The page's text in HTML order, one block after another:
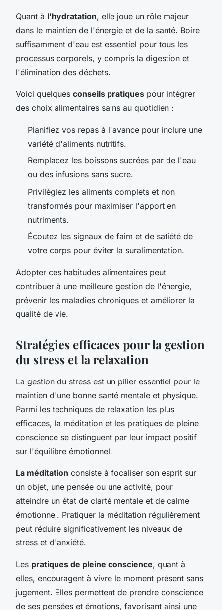
Quant à l'hydratation, elle joue un rôle majeur
dans le maintien de l'énergie et de la santé. Boire
suffisamment d'eau est essentiel pour tous les
processus corporels, y compris la digestion et
l'élimination des déchets.
Voici quelques conseils pratiques pour intégrer
des choix alimentaires sains au quotidien :
Planifiez vos repas à l'avance pour inclure une
variété d'aliments nutritifs.
Remplacez les boissons sucrées par de l'eau
ou des infusions sans sucre.
Privilégiez les aliments complets et non
transformés pour maximiser l'apport en
nutriments.
Écoutez les signaux de faim et de satiété de
votre corps pour éviter la suralimentation.
Adopter ces habitudes alimentaires peut
contribuer à une meilleure gestion de l'énergie,
prévenir les maladies chroniques et améliorer la
qualité de vie.
Stratégies efficaces pour la gestion
du stress et la relaxation
La gestion du stress est un pilier essentiel pour le
maintien d'une bonne santé mentale et physique.
Parmi les techniques de relaxation les plus
efficaces, la méditation et les pratiques de pleine
conscience se distinguent par leur impact positif
sur l'équilibre émotionnel.
La méditation consiste à focaliser son esprit sur
un objet, une pensée ou une activité, pour
atteindre un état de clarté mentale et de calme
émotionnel. Pratiquer la méditation régulièrement
peut réduire significativement les niveaux de
stress et d'anxiété.
Les pratiques de pleine conscience, quant à
elles, encouragent à vivre le moment présent sans
jugement. Elles permettent de prendre conscience
de ses pensées et émotions, favorisant ainsi une